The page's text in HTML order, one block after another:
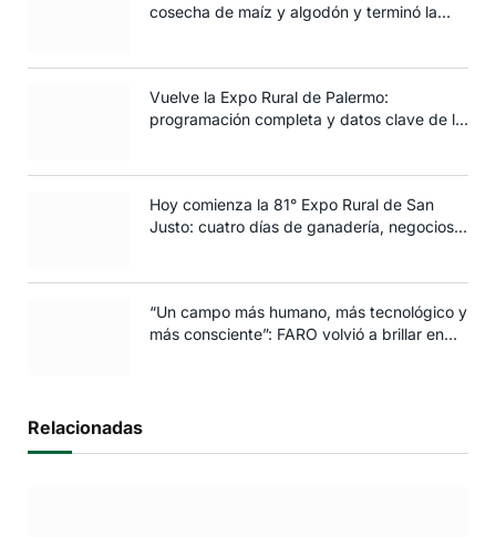
cosecha de maíz y algodón y terminó la
Vuelve la Expo Rural de Palermo:
programación completa y datos clave de la
Hoy comienza la 81° Expo Rural de San
Justo: cuatro días de ganadería, negocios y
“Un campo más humano, más tecnológico y
más consciente”: FARO volvió a brillar en
Relacionadas